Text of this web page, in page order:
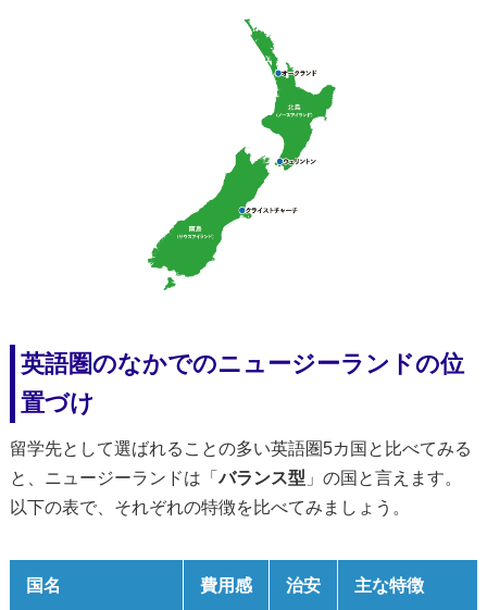
英語圏のなかでのニュージーランドの位
置づけ
留学先として選ばれることの多い英語圏5カ国と比べてみる
と、ニュージーランドは「バランス型 」の国と言えます。
以下の表で、それぞれの特徴を比べてみましょう。
国名 費用感 治安 主な特徴